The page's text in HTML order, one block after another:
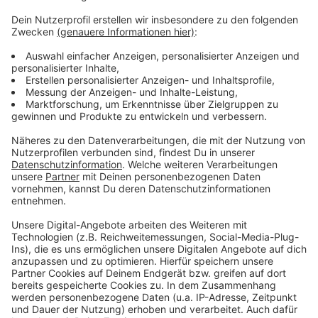
Wie wird euer Jahresstart 2024? Macht euch keine
Sorgen, alles wird gut! Auf rauer See braucht man
einen erfahrenen Kapitän, der einen in den sicheren
Hafen der guten Laune schippert. Atzes Mantra für ein
Kraft voraus und viel Spaß bei Atze Schröders
Kaltstart 24.
Anzeige
Anzeige